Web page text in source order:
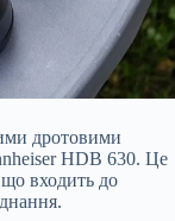
дротовими
HDB 630. Це
що входить до